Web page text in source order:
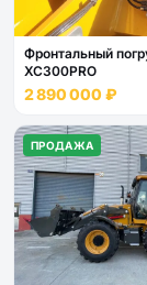
Фронтальный
XC300PRO
2 890 000 ₽
ПРОДАЖА